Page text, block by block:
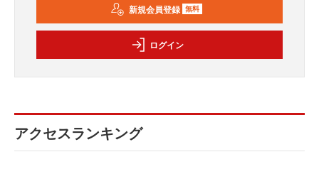
新規会員登録 無料
ログイン
アクセスランキング